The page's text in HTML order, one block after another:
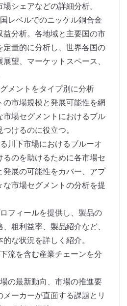
シェアなどの詳細分析。
レベルでのニッケル銅合金
益分析。各地域と主要国の市
量的に分析し、世界各国の
望、マーケットスペース、
メントをタイプ別に分析
の市場規模と発展可能性を網
場セグメントにおけるブル
けるのに役立つ。
川下市場におけるブルーオ
のを助けるために各市場セ
発展の可能性をカバー、アプ
な市場セグメントの分析を提
フィールを提供し、製品の
粗利益率、製品紹介など、
な状況を詳しく紹介。
流を含む産業チェーンを分
の最新動向、市場の推進要
ーカーが直面する課題とリ